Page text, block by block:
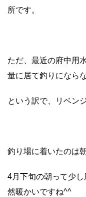
所です。
ただ、最近の府中用
量に居て釣りになら
という訳で、リベン
釣り場に着いたのは
4月下旬の朝って少
然暖かいですね^^